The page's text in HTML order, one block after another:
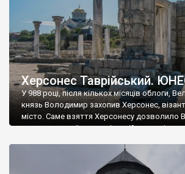
Херсонес Таврійський.
У 988 році, після кількох місяців облоги,
князь Володимир захопив Херсонес,
місто. Саме взяття Херсонесу дозволило
диктувати свої умови візантійському
Херсонесі Володимир-язичник, став
А потім було Хрещення Русі. На честь